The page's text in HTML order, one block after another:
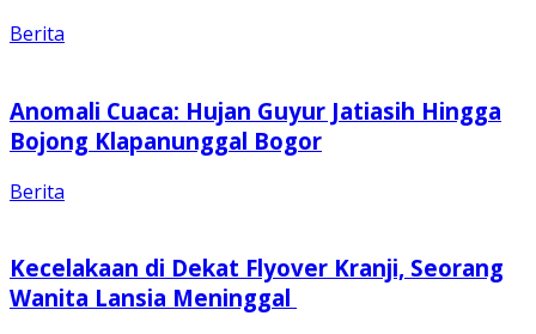
Berita
Anomali Cuaca: Hujan Guyur Jatiasih Hingga
Bojong Klapanunggal Bogor
Berita
Kecelakaan di Dekat Flyover Kranji, Seorang
Wanita Lansia Meninggal